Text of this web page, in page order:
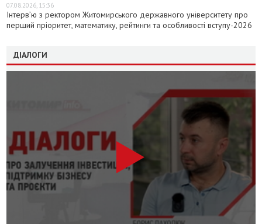
07.08.2026, 15:36
Інтерв’ю з ректором Житомирського державного університету про
перший пріоритет, математику, рейтинги та особливості вступу-2026
ДІАЛОГИ